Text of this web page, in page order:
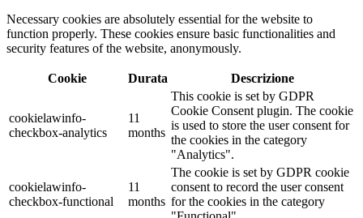
Necessary cookies are absolutely essential for the website to
function properly. These cookies ensure basic functionalities and
security features of the website, anonymously.
Cookie Durata Descrizione
cookielawinfo-
checkbox-analytics
11
months
This cookie is set by GDPR
Cookie Consent plugin. The cookie
is used to store the user consent for
the cookies in the category
"Analytics".
cookielawinfo-
checkbox-functional
11
months
The cookie is set by GDPR cookie
consent to record the user consent
for the cookies in the category